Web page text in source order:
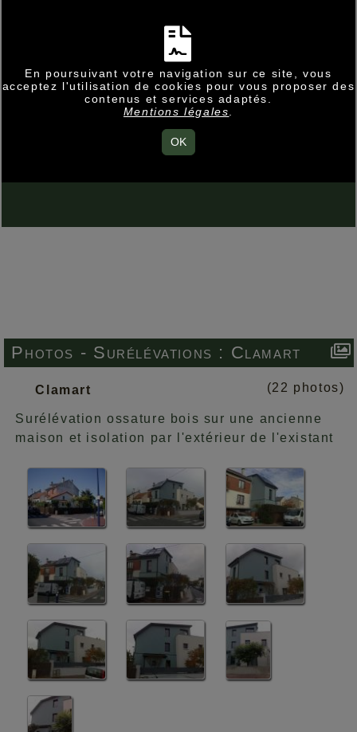
En poursuivant votre navigation sur ce site, vous
acceptez l'utilisation de cookies pour vous proposer des
contenus et services adaptés.
Mentions légales
OK
Photos - Surélévations : Clamart
Clamart (22 photos)
Surélévation ossature bois sur une ancienne
maison et isolation par l'extérieur de l'existant